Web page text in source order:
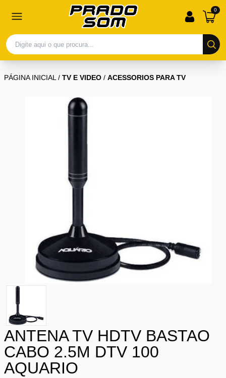
0
PÁGINA INICIAL/ TV E VIDEO / ACESSORIOS PARA TV
ANTENA TV HDTV BASTAO
CABO 2.5M DTV 100
AQUARIO